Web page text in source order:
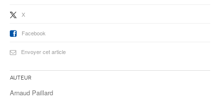
X
Facebook
Envoyer cet article
Auteur
Arnaud Paillard